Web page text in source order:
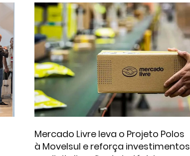
Mercado Livre leva o Projeto Polos
à Movelsul e reforça investimentos